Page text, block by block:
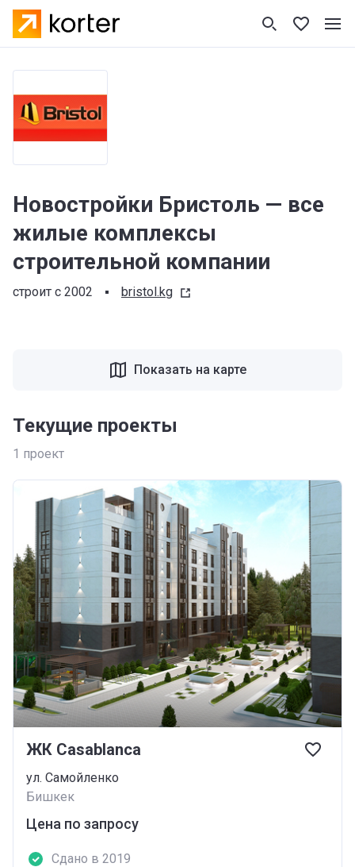
Новостройки Бристоль — все
жилые комплексы
строительной компании
строит с 2002 bristol.kg
Текущие проекты
1 проект
Показать на карте
ЖК Casablanca
ул. Самойленко
Бишкек
Цена по запросу
Сдано в 2019